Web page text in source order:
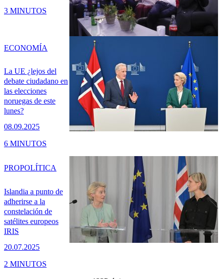
3 MINUTOS
La UE ¿lejos del
debate ciudadano en
las elecciones
noruegas de este
lunes?
08.09.2025
ECONOMÍA
6 MINUTOS
Islandia a punto de
adherirse a la
constelación de
satélites europeos
IRIS
20.07.2025
PROPOLÍTICA
2 MINUTOS